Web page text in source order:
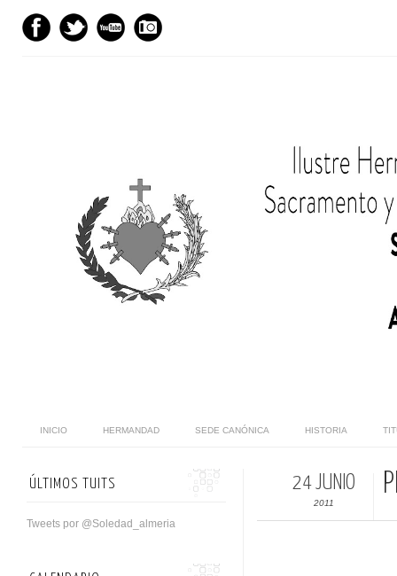
INICIO HERMANDAD SEDE CANÓNICA HISTORIA
24 JUNIO
2011
ÚLTIMOS TUITS
Tweets por @Soledad_almeria